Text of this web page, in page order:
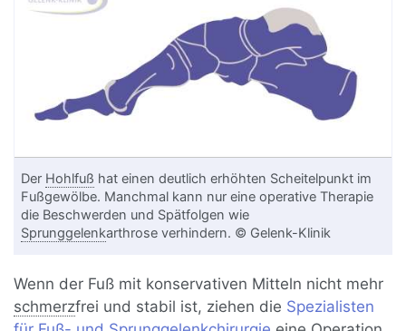
Der Hohlfuß hat einen deutlich erhöhten Scheitelpunkt im
Fußgewölbe. Manchmal kann nur eine operative Therapie
die Beschwerden und Spätfolgen wie
Sprunggelenkarthrose verhindern. © Gelenk-Klinik
Wenn der Fuß mit konservativen Mitteln nicht mehr
schmerzfrei und stabil ist, ziehen die Spezialisten